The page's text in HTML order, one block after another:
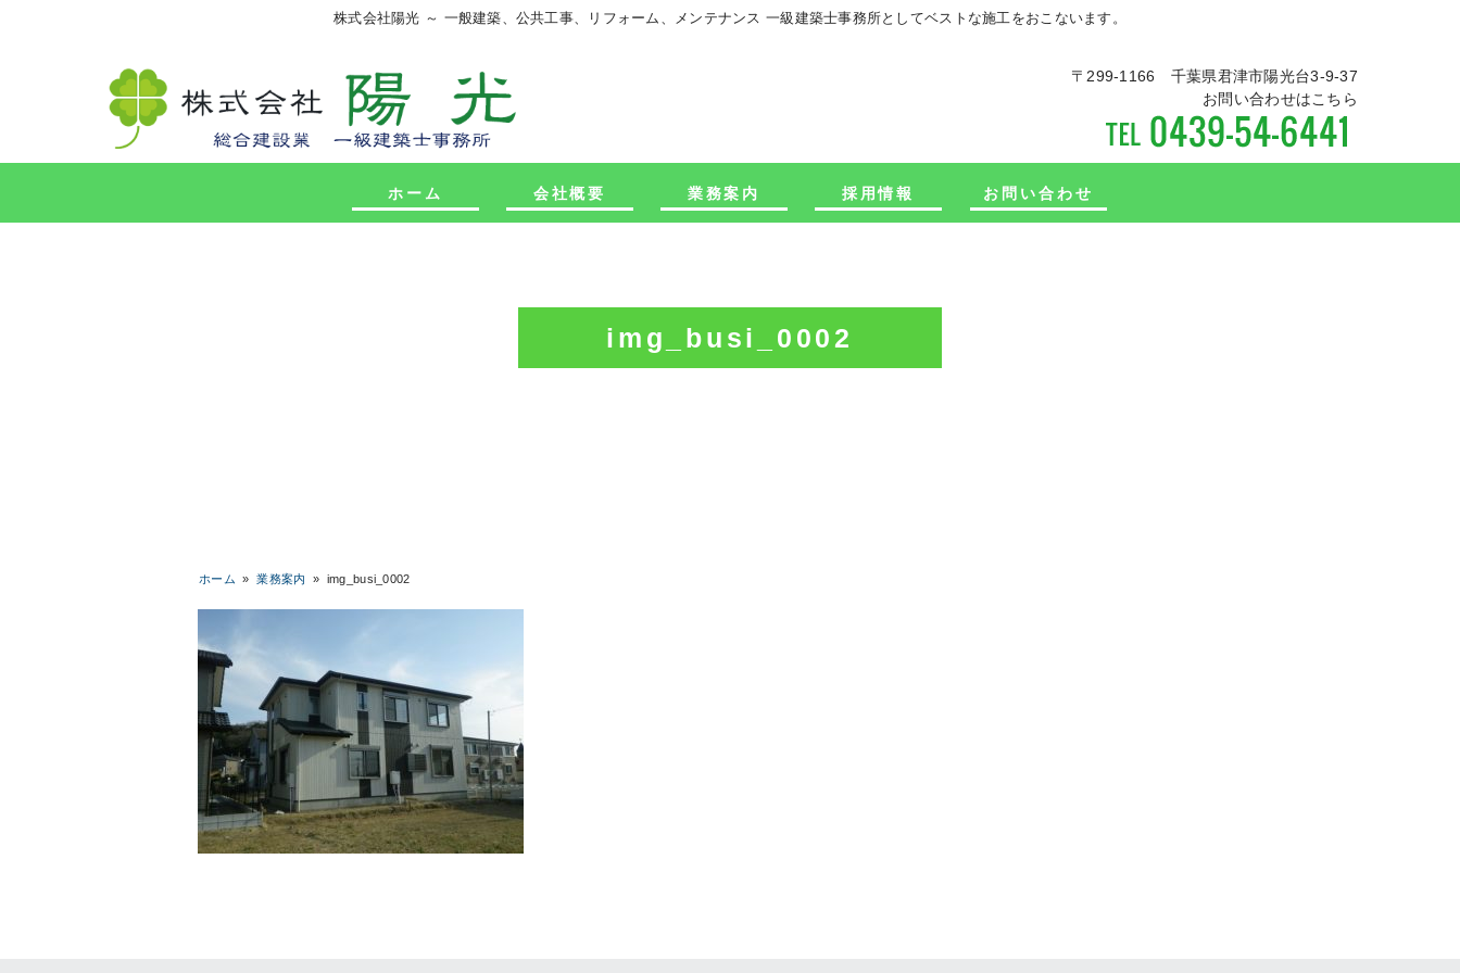
株式会社陽光 ～ 一般建築、公共工事、リフォーム、メンテナンス 一級建築士事務所としてベストな施工をおこないます。
〒299-1166 千葉県君津市陽光台3-9-37
お問い合わせはこちら
ホーム 会社概要 業務案内 採用情報 お問い合わせ
img_busi_0002
ホーム »業務案内 » img_busi_0002